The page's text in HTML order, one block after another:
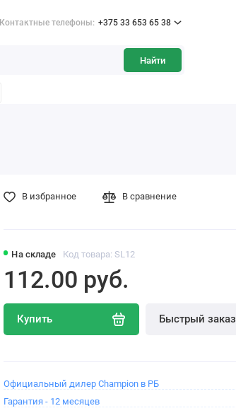
Контактные телефоны: +375 33 653 65 38
Найти
На складе Код товара: SL12
112.00 pуб.
Купить Быстрый заказ
В избранное В сравнение
Официальный дилер Champion в РБ
Гарантия - 12 месяцев